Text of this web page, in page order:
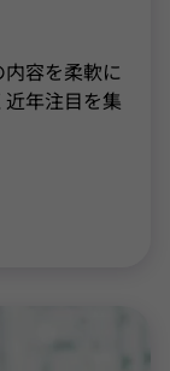
容を柔軟に
年注目を集